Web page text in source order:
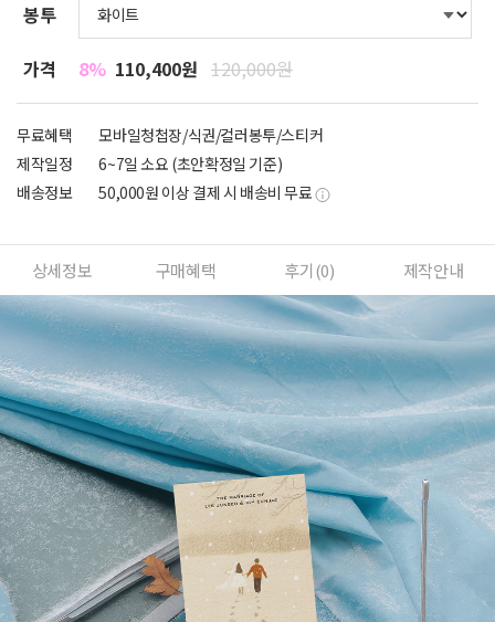
봉투
가격 8% 110,400원 120,000원
무료혜택
모바일청첩장/식권/컬러봉투/스티커
제작일정
6~7일 소요 (초안확정일 기준)
배송정보
50,000원 이상 결제 시 배송비 무료
상세정보 구매혜택 후기(0) 제작안내